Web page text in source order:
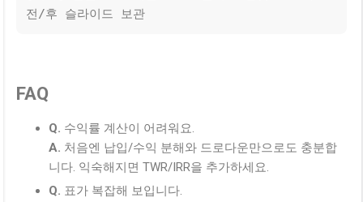
전/후 슬라이드 보관
FAQ
Q. 수익률 계산이 어려워요.
A. 처음엔 납입/수익 분해와 드로다운만으로도 충분합
니다. 익숙해지면 TWR/IRR을 추가하세요.
Q. 표가 복잡해 보입니다.